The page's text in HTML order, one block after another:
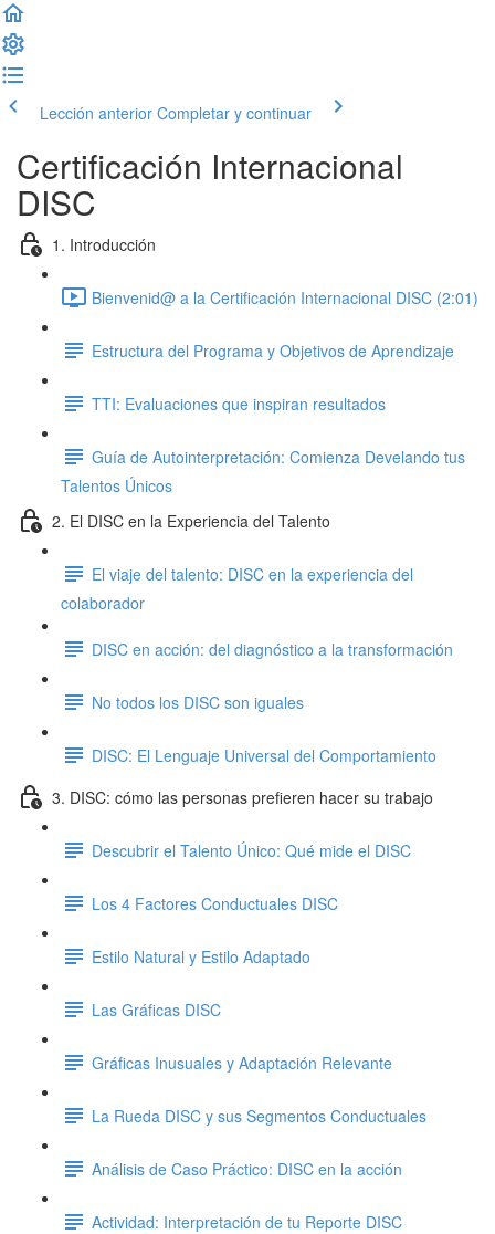
Lección anterior Completar y continuar
Certificación Internacional
DISC
1. Introducción
Bienvenid@ a la Certificación Internacional DISC (2:01)
Estructura del Programa y Objetivos de Aprendizaje
TTI: Evaluaciones que inspiran resultados
Guía de Autointerpretación: Comienza Develando tus
Talentos Únicos
2. El DISC en la Experiencia del Talento
El viaje del talento: DISC en la experiencia del
colaborador
DISC en acción: del diagnóstico a la transformación
No todos los DISC son iguales
DISC: El Lenguaje Universal del Comportamiento
3. DISC: cómo las personas prefieren hacer su trabajo
Descubrir el Talento Único: Qué mide el DISC
Los 4 Factores Conductuales DISC
Estilo Natural y Estilo Adaptado
Las Gráficas DISC
Gráficas Inusuales y Adaptación Relevante
La Rueda DISC y sus Segmentos Conductuales
Análisis de Caso Práctico: DISC en la acción
Actividad: Interpretación de tu Reporte DISC